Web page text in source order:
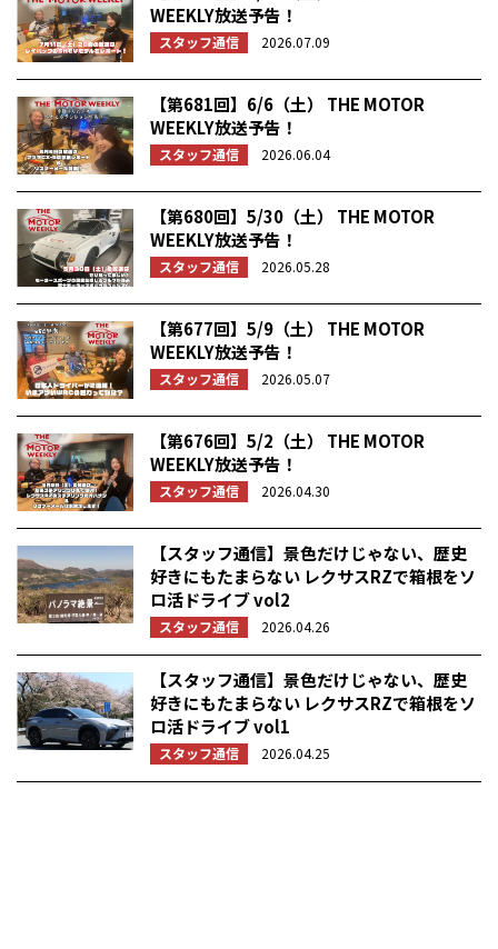
WEEKLY放送予告！
スタッフ通信 2026.07.09
【第681回】6/6（土） THE MOTOR
WEEKLY放送予告！
スタッフ通信 2026.06.04
【第680回】5/30（土） THE MOTOR
WEEKLY放送予告！
スタッフ通信 2026.05.28
【第677回】5/9（土） THE MOTOR
WEEKLY放送予告！
スタッフ通信 2026.05.07
【第676回】5/2（土） THE MOTOR
WEEKLY放送予告！
スタッフ通信 2026.04.30
【スタッフ通信】景色だけじゃない、歴史
好きにもたまらない レクサスRZで箱根をソ
ロ活ドライブ vol2
スタッフ通信 2026.04.26
【スタッフ通信】景色だけじゃない、歴史
好きにもたまらない レクサスRZで箱根をソ
ロ活ドライブ vol1
スタッフ通信 2026.04.25